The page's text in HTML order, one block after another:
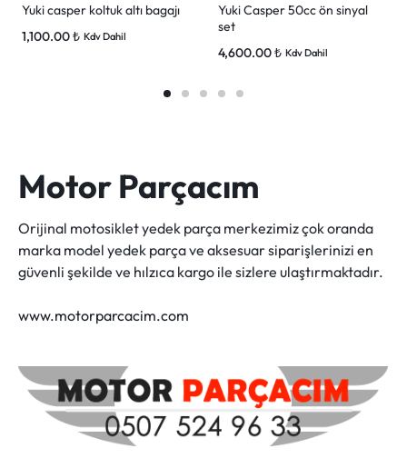
Yuki casper koltuk altı bagajı
1,100.00₺ Kdv Dahil
Yuki Casper 50cc ön sinyal
set
4,600.00₺ Kdv Dahil
Motor Parçacım
Orijinal motosiklet yedek parça merkezimiz çok oranda
marka model yedek parça ve aksesuar siparişlerinizi en
güvenli şekilde ve hılzıca kargo ile sizlere ulaştırmaktadır.
www.motorparcacim.com